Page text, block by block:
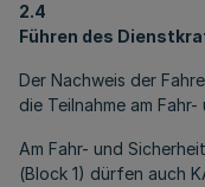
2.4
Führen des
Der Nachweis der
die Teilnahme am
Am Fahr- und
(Block 1) dürfen auch